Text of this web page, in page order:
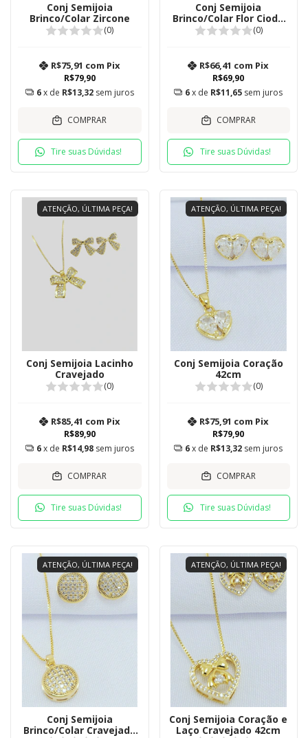
Conj Semijoia
Brinco/Colar Zircone
(0)
R$79,90
R$75,91 com Pix
6x de R$13,32 sem juros
COMPRAR
Tire suas Dúvidas!
Conj Semijoia
Brinco/Colar Flor Cioda
42 cm
(0)
R$69,90
R$66,41 com Pix
6x de R$11,65 sem juros
COMPRAR
Tire suas Dúvidas!
ATENÇÃO, ÚLTIMA PEÇA!
Conj Semijoia Lacinho
Cravejado
(0)
R$89,90
R$85,41 com Pix
6x de R$14,98 sem juros
COMPRAR
Tire suas Dúvidas!
ATENÇÃO, ÚLTIMA PEÇA!
Conj Semijoia Coração
42cm
(0)
R$79,90
R$75,91 com Pix
6x de R$13,32 sem juros
COMPRAR
Tire suas Dúvidas!
ATENÇÃO, ÚLTIMA PEÇA!
Conj Semijoia
Brinco/Colar Cravejado
ATENÇÃO, ÚLTIMA PEÇA!
Conj Semijoia Coração e
Laço Cravejado 42cm